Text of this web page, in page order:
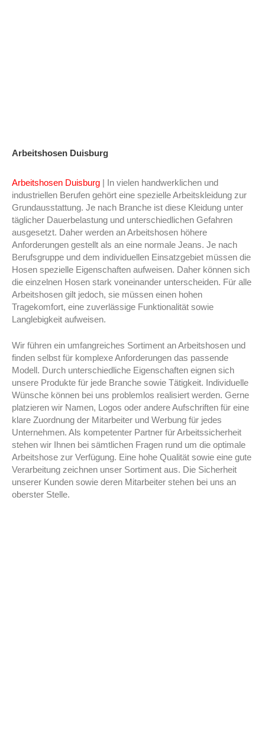
Arbeitshosen Duisburg
Arbeitshosen Duisburg | In vielen handwerklichen und
industriellen Berufen gehört eine spezielle Arbeitskleidung zur
Grundausstattung. Je nach Branche ist diese Kleidung unter
täglicher Dauerbelastung und unterschiedlichen Gefahren
ausgesetzt. Daher werden an Arbeitshosen höhere
Anforderungen gestellt als an eine normale Jeans. Je nach
Berufsgruppe und dem individuellen Einsatzgebiet müssen die
Hosen spezielle Eigenschaften aufweisen. Daher können sich
die einzelnen Hosen stark voneinander unterscheiden. Für alle
Arbeitshosen gilt jedoch, sie müssen einen hohen
Tragekomfort, eine zuverlässige Funktionalität sowie
Langlebigkeit aufweisen.
Wir führen ein umfangreiches Sortiment an Arbeitshosen und
finden selbst für komplexe Anforderungen das passende
Modell. Durch unterschiedliche Eigenschaften eignen sich
unsere Produkte für jede Branche sowie Tätigkeit. Individuelle
Wünsche können bei uns problemlos realisiert werden. Gerne
platzieren wir Namen, Logos oder andere Aufschriften für eine
klare Zuordnung der Mitarbeiter und Werbung für jedes
Unternehmen. Als kompetenter Partner für Arbeitssicherheit
stehen wir Ihnen bei sämtlichen Fragen rund um die optimale
Arbeitshose zur Verfügung. Eine hohe Qualität sowie eine gute
Verarbeitung zeichnen unser Sortiment aus. Die Sicherheit
unserer Kunden sowie deren Mitarbeiter stehen bei uns an
oberster Stelle.